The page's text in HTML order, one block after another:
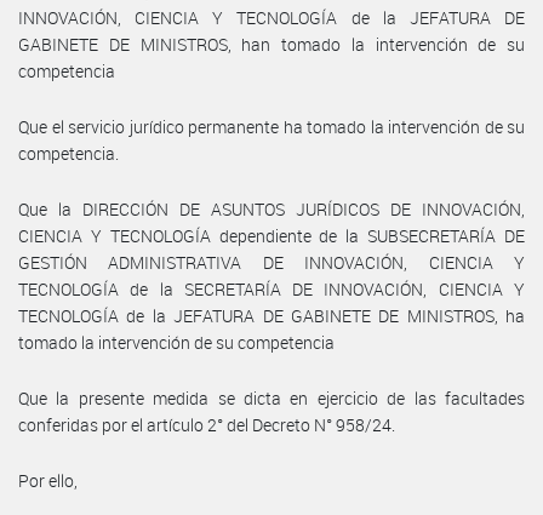
INNOVACIÓN, CIENCIA Y TECNOLOGÍA de la JEFATURA DE
GABINETE DE MINISTROS, han tomado la intervención de su
competencia
Que el servicio jurídico permanente ha tomado la intervención de su
competencia.
Que la DIRECCIÓN DE ASUNTOS JURÍDICOS DE INNOVACIÓN,
CIENCIA Y TECNOLOGÍA dependiente de la SUBSECRETARÍA DE
GESTIÓN ADMINISTRATIVA DE INNOVACIÓN, CIENCIA Y
TECNOLOGÍA de la SECRETARÍA DE INNOVACIÓN, CIENCIA Y
TECNOLOGÍA de la JEFATURA DE GABINETE DE MINISTROS, ha
tomado la intervención de su competencia
Que la presente medida se dicta en ejercicio de las facultades
conferidas por el artículo 2° del Decreto N° 958/24.
Por ello,